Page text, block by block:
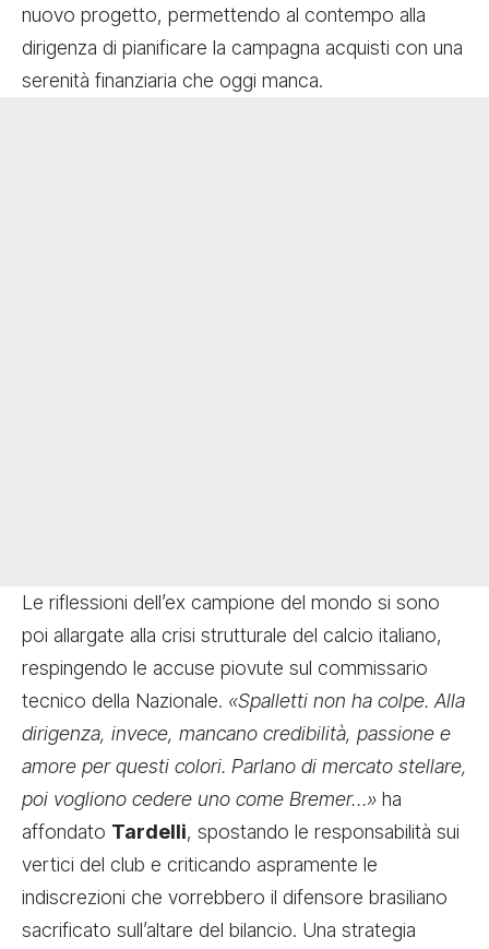
nuovo progetto, permettendo al contempo alla
dirigenza di pianificare la campagna acquisti con una
serenità finanziaria che oggi manca.
Le riflessioni dell’ex campione del mondo si sono
poi allargate alla crisi strutturale del calcio italiano,
respingendo le accuse piovute sul commissario
tecnico della Nazionale. «Spalletti non ha colpe. Alla
dirigenza, invece, mancano credibilità, passione e
amore per questi colori. Parlano di mercato stellare,
poi vogliono cedere uno come Bremer…» ha
affondato Tardelli, spostando le responsabilità sui
vertici del club e criticando aspramente le
indiscrezioni che vorrebbero il difensore brasiliano
sacrificato sull’altare del bilancio. Una strategia